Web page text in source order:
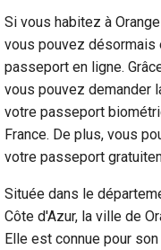
Si vous habitez à
vous pouvez
passeport en ligne.
vous pouvez demander
votre passeport
France. De plus, vous
votre passeport
Située dans le
Côte d'Azur, la ville de
Elle est connue pour